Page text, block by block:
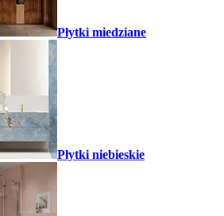
Płytki miedziane
Płytki niebieskie